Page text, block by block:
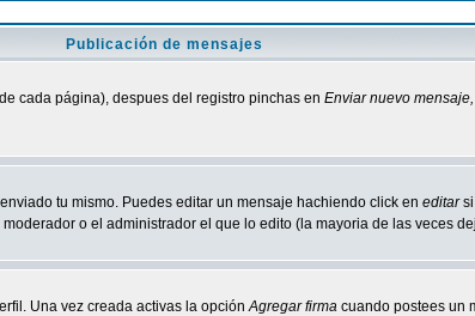
Publicación de mensajes
cada página), despues del registro pinchas en Enviar nuevo mensaje
tu mismo. Puedes editar un mensaje hachiendo click en editarsi
o el administrador el que lo edito (la mayoria de las veces
Una vez creada activas la opciónAgregar firma cuando postees un